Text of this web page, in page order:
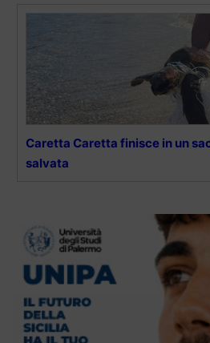
Caretta Caretta finisce in un
salvata